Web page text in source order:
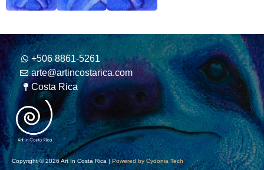
+506 8861-5261
arte@artincostarica.com
Costa Rica
Copyright © 2026 Art In Costa Rica | Powered by Cydonia Tech